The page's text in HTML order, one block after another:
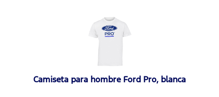
Camiseta para hombre Ford Pro, blanca